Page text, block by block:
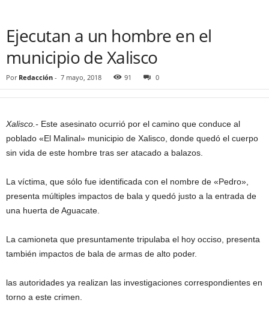
Ejecutan a un hombre en el
municipio de Xalisco
Por Redacción - 7 mayo, 2018 91 0
Xalisco.- Este asesinato ocurrió por el camino que conduce al
poblado «El Malinal» municipio de Xalisco, donde quedó el cuerpo
sin vida de este hombre tras ser atacado a balazos.
La víctima, que sólo fue identificada con el nombre de «Pedro»,
presenta múltiples impactos de bala y quedó justo a la entrada de
una huerta de Aguacate.
La camioneta que presuntamente tripulaba el hoy occiso, presenta
también impactos de bala de armas de alto poder.
las autoridades ya realizan las investigaciones correspondientes en
torno a este crimen.